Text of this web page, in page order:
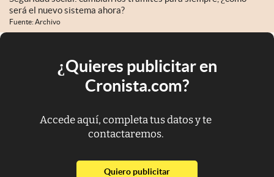
será el nuevo sistema ahora?
Fuente: Archivo
¿Quieres publicitar en
Cronista.com?
Accede aquí, completa tus datos y te
contactaremos.
Quiero publicitarabre en nueva pestaña